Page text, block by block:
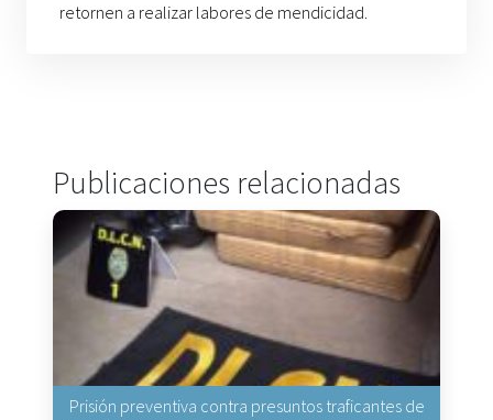
retornen a realizar labores de mendicidad.
Publicaciones relacionadas
Prisión preventiva contra presuntos traficantes de